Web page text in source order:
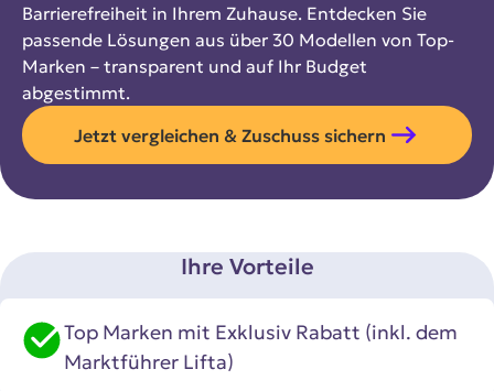
Barrierefreiheit in Ihrem Zuhause. Entdecken Sie
passende Lösungen aus über 30 Modellen von Top-
Marken – transparent und auf Ihr Budget
abgestimmt.
Jetzt vergleichen & Zuschuss sichern
Ihre Vorteile
Top Marken mit Exklusiv Rabatt (inkl. dem
Marktführer Lifta)